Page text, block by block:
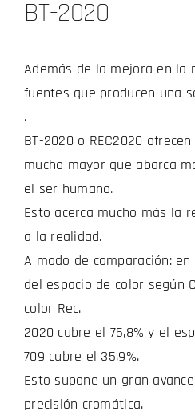
BT-2020
Además de la mejora en la
fuentes que producen una
.
BT-2020 o REC2020
mucho mayor que abarca
el ser humano.
Esto acerca mucho más la
a la realidad.
A modo de comparación:
del espacio de color según
color Rec.
2020 cubre el 75,8% y el
709 cubre el 35,9%.
Esto supone un gran
precisión cromática.